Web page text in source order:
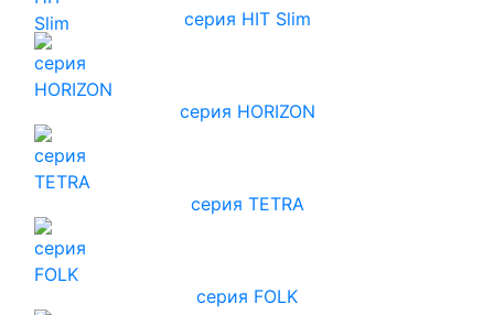
серия HIT Slim
серия HORIZON
серия TETRA
серия FOLK